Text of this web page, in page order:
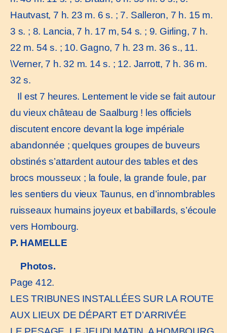
Hautvast, 7 h. 23 m. 6 s. ; 7. Salleron, 7 h. 15 m.
3 s. ; 8. Lancia, 7 h. 17 m, 54 s. ; 9. Girling, 7 h.
22 m. 54 s. ; 10. Gagno, 7 h. 23 m. 36 s., 11.
\Verner, 7 h. 32 m. 14 s. ; 12. Jarrott, 7 h. 36 m.
32 s.
Il est 7 heures. Lentement le vide se fait autour
du vieux château de Saalburg ! les officiels
discutent encore devant la loge impériale
abandonnée ; quelques groupes de buveurs
obstinés s’attardent autour des tables et des
brocs mousseux ; la foule, la grande foule, par
les sentiers du vieux Taunus, en d’innombrables
ruisseaux humains joyeux et babillards, s’écoule
vers Hombourg.
P. HAMELLE
Photos.
Page 412.
LES TRIBUNES INSTALLÉES SUR LA ROUTE
AUX LIEUX DE DÉPART ET D’ARRIVÉE